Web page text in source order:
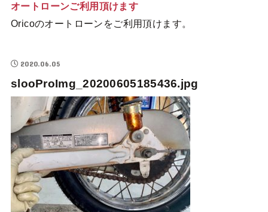
オートローンご利用頂けます
Oricoのオートローンをご利用頂けます。
2020.06.05
slooProImg_20200605185436.jpg